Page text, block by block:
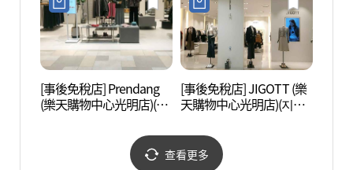
[事後免稅店] Prendang
(樂天購物中心光明店)(쁘
[事後免稅店] JIGOTT (樂
天購物中心光明店)(지고
查看更多